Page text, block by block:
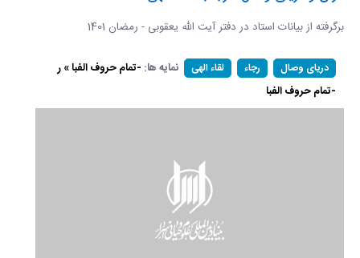
برگرفته از بیانات استاد در دفتر آیت الله یعقوبی - رمضان 1401
دریای وصال رجاء لقاء الهی نمایه ها: -تمام حروف الفبا » ر
-تمام حروف الفبا